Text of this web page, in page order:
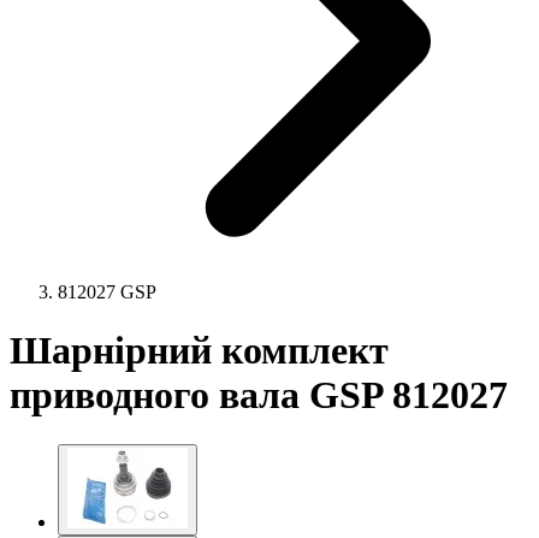
812027 GSP
Шарнірний комплект
приводного вала GSP 812027